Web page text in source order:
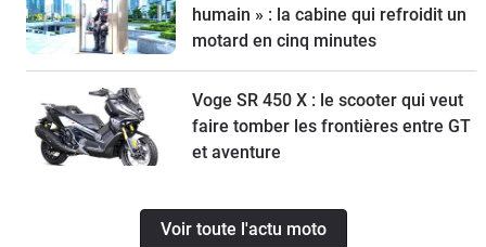
humain » : la cabine qui refroidit un
motard en cinq minutes
Voge SR 450 X : le scooter qui veut
faire tomber les frontières entre GT
et aventure
Voir toute l'actu moto